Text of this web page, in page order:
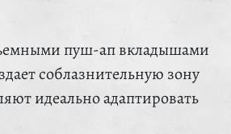
пуш-ап вкладышами
соблазнительную зону
идеально адаптировать